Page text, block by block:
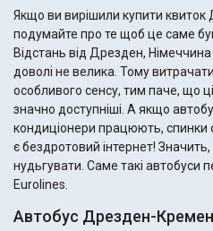
Якщо ви вирішили купити
подумайте про те щоб це саме
Відстань від Дрезден,
доволі не велика. Тому
особливого сенсу, тим паче, що
значно доступніші. А якщо автобус хороший, то там
кондиціонери працюють, спинки
є бездротовий інтернет!
нудьгувати. Саме такі автобуси
Eurolines.
Автобус Дрезден-